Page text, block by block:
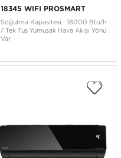
18345 WIFI PROSMART
Soğutma Kapasitesi : 18000 Btu/h
/ Tek Tuş Yumuşak Hava Akışı Yönü :
Var